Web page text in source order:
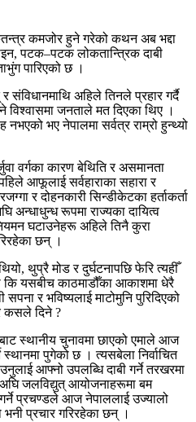
कमजोर हुने गरेको कथन अब भद्दा
पटक–पटक लोकतान्त्रिक दाबी
पारिएको छ ।
संविधानमाथि अहिले तिनले प्रहार गर्दै
विश्वासमा जनताले मत दिएका थिए ।
भए नेपालमा सर्वत्र राम्रो हुन्थ्यो
वर्गका कारण बेथिति र असमानता
आफूलाई सर्वहाराका सहारा र
र दोहनकारी सिन्डीकेटका हर्ताकर्ता
अन्धाधुन्ध रूपमा राज्यका दायित्व
घटाउनेहरू अहिले तिनै कुरा
छन् ।
थुप्रै मोड र दुर्घटनापछि फेरि त्यहीँ
यसबीच काठमाडौँका आकाशमा धेरै
र भविष्यलाई माटोमुनि पुरिदिएको
कसले दिने ?
स्थानीय चुनावमा छाएको एमाले आज
स्थानमा पुगेको छ । त्यसबेला निर्वाचित
आफ्नो उपलब्धि दाबी गर्ने तरखरमा
जलविद्युत् आयोजनाहरूमा बम
प्रचण्डले आज नेपाललाई उज्यालो
भनी प्रचार गरिरहेका छन् ।